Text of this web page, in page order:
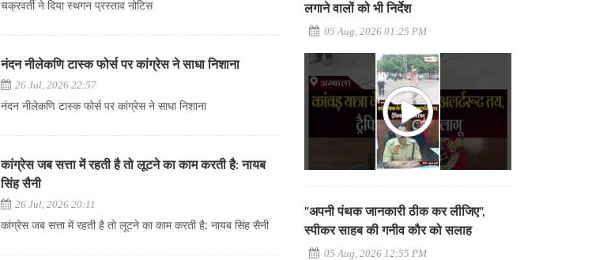
चक्रवर्ती ने दिया स्थगन प्रस्ताव नोटिस
नंदन नीलेकणि टास्क फोर्स पर कांग्रेस ने साधा निशाना
26 Jul, 2026 22:57
नंदन नीलेकणि टास्क फोर्स पर कांग्रेस ने साधा निशाना
कांग्रेस जब सत्ता में रहती है तो लूटने का काम करती है: नायब
सिंह सैनी
26 Jul, 2026 20:11
कांग्रेस जब सत्ता में रहती है तो लूटने का काम करती है: नायब सिंह सैनी
लगाने वालों को भी निर्देश
05 Aug, 2026 01:25 PM
"अपनी पंथक जानकारी ठीक कर लीजिए",
स्पीकर साहब की गनीव कौर को सलाह
05 Aug, 2026 12:55 PM